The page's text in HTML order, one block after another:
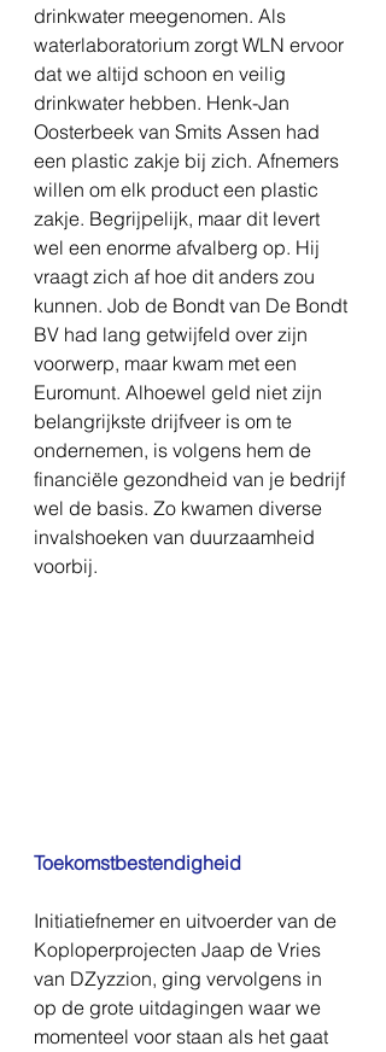
drinkwater meegenomen. Als
waterlaboratorium zorgt WLN ervoor
dat we altijd schoon en veilig
drinkwater hebben. Henk-Jan
Oosterbeek van Smits Assen had
een plastic zakje bij zich. Afnemers
willen om elk product een plastic
zakje. Begrijpelijk, maar dit levert
wel een enorme afvalberg op. Hij
vraagt zich af hoe dit anders zou
kunnen. Job de Bondt van De Bondt
BV had lang getwijfeld over zijn
voorwerp, maar kwam met een
Euromunt. Alhoewel geld niet zijn
belangrijkste drijfveer is om te
ondernemen, is volgens hem de
financiële gezondheid van je bedrijf
wel de basis. Zo kwamen diverse
invalshoeken van duurzaamheid
voorbij.
Toekomstbestendigheid
Initiatiefnemer en uitvoerder van de
Koploperprojecten Jaap de Vries
van DZyzzion, ging vervolgens in
op de grote uitdagingen waar we
momenteel voor staan als het gaat